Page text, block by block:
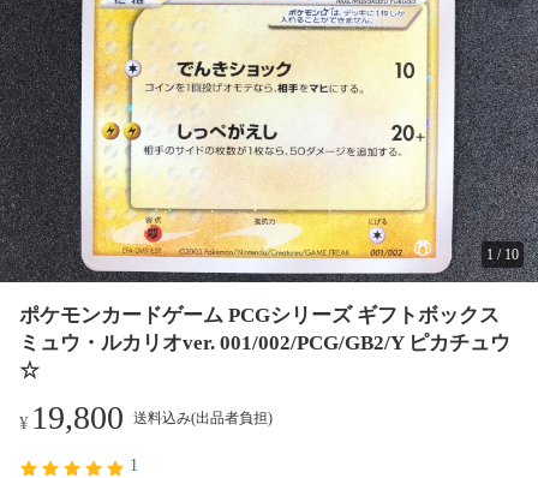
1 / 10
ポケモンカードゲーム PCGシリーズ ギフトボックス
ミュウ・ルカリオver. 001/002/PCG/GB2/Y ピカチュウ
☆
¥ 19,800 送料込み(出品者負担)
1